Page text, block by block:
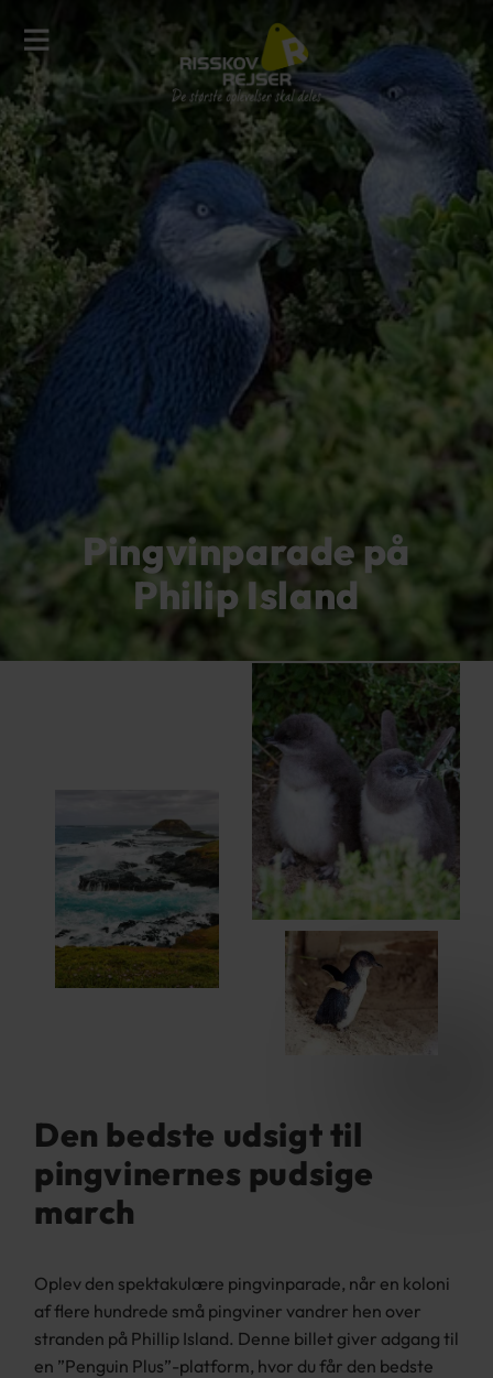
Pingvinparade på
Philip Island
Den bedste udsigt til
pingvinernes pudsige
march
Oplev den spektakulære pingvinparade, når en koloni
af flere hundrede små pingviner vandrer hen over
stranden på Phillip Island. Denne billet giver adgang til
en ”Penguin Plus”-platform, hvor du får den bedste